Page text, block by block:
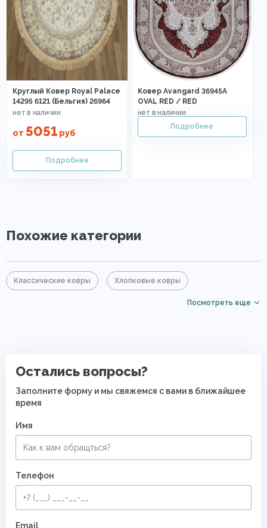
Круглый Ковер Royal Palace
14295 6121 (Бельгия) 26964
от 5051 руб
Ковер Avangard 36945A
OVAL RED / RED
Похожие категории
Классические ковры Хлопковые ковры
Посмотреть еще
Остались вопросы?
Заполните форму и мы свяжемся с вами в ближайшее
время
Имя
Телефон
Email